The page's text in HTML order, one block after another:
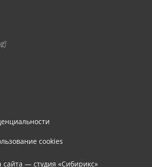
cookies
сайта — студия «Сибирикс»